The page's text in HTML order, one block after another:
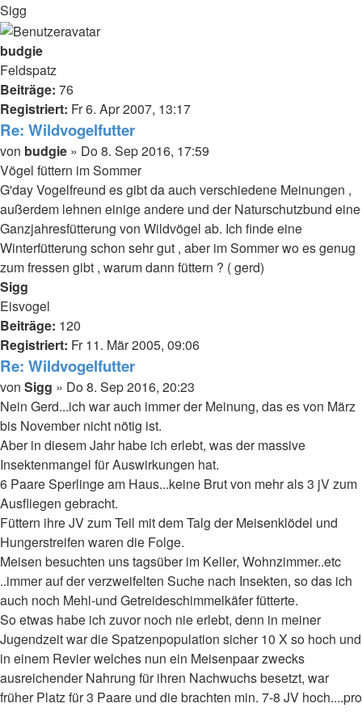
Sigg
Nach
oben
budgie
Feldspatz
Beiträge: 76
Registriert: Fr 6. Apr 2007, 13:17
Re: Wildvogelfutter
Beitrag
von budgie » Do 8. Sep 2016, 17:59
Vögel füttern im Sommer
G'day Vogelfreund es gibt da auch verschiedene Meinungen ,
außerdem lehnen einige andere und der Naturschutzbund eine
Ganzjahresfütterung von Wildvögel ab. Ich finde eine
Winterfütterung schon sehr gut , aber im Sommer wo es genug
zum fressen gibt , warum dann füttern ? ( gerd)
Nach
oben
Sigg
Eisvogel
Beiträge: 120
Registriert: Fr 11. Mär 2005, 09:06
Re: Wildvogelfutter
Beitrag
von Sigg » Do 8. Sep 2016, 20:23
Nein Gerd...ich war auch immer der Meinung, das es von März
bis November nicht nötig ist.
Aber in diesem Jahr habe ich erlebt, was der massive
Insektenmangel für Auswirkungen hat.
6 Paare Sperlinge am Haus...keine Brut von mehr als 3 jV zum
Ausfliegen gebracht.
Füttern ihre JV zum Teil mit dem Talg der Meisenklödel und
Hungerstreifen waren die Folge.
Meisen besuchten uns tagsüber im Keller, Wohnzimmer..etc
..immer auf der verzweifelten Suche nach Insekten, so das ich
auch noch Mehl-und Getreideschimmelkäfer fütterte.
So etwas habe ich zuvor noch nie erlebt, denn in meiner
Jugendzeit war die Spatzenpopulation sicher 10 X so hoch und
in einem Revier welches nun ein Meisenpaar zwecks
ausreichender Nahrung für ihren Nachwuchs besetzt, war
früher Platz für 3 Paare und die brachten min. 7-8 JV hoch....pro